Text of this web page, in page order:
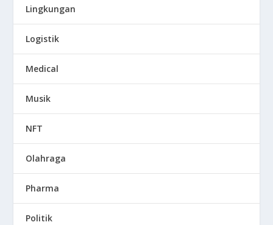
Lingkungan
Logistik
Medical
Musik
NFT
Olahraga
Pharma
Politik